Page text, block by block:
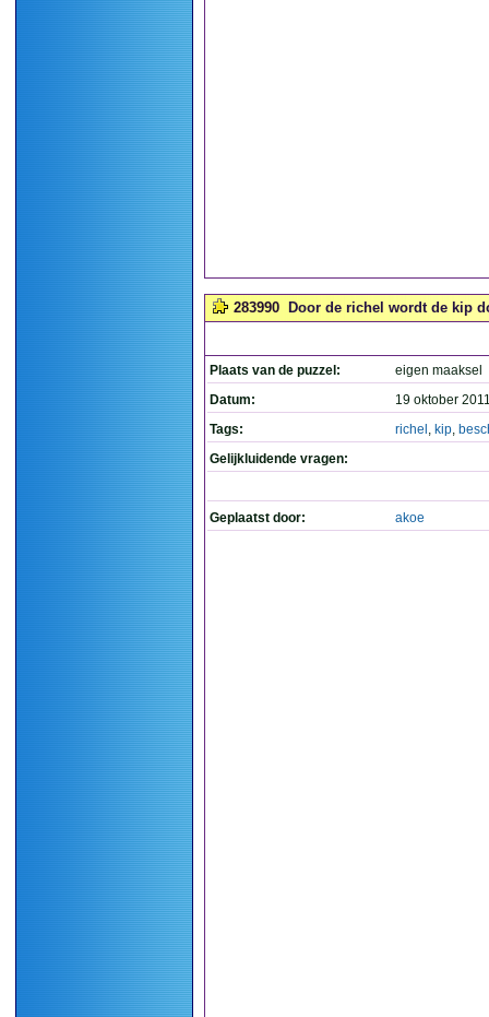
283990 Door de richel wordt de kip
Plaats van de puzzel:
eigen maaksel
Datum:
19 oktober
Tags:
richel , kip,
Gelijkluidende vragen:
Geplaatst door: akoe